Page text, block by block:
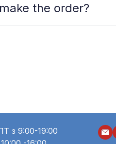
the order?
з 9:00-19:00